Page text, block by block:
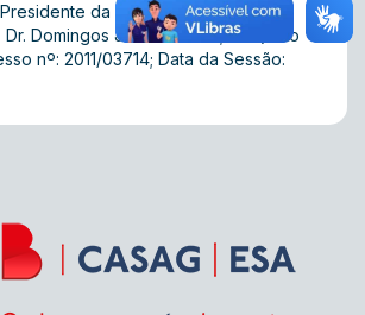
da 5ª Turma: Dr. Fábio
Dr. Domingos José de Brito; V.U.(voto
nº: 2011/03714; Data da Sessão: